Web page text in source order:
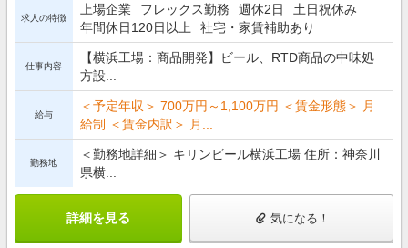
求人の特徴
上場企業 フレックス勤務 週休2日
土日祝休み
年間休日120日以上
社宅・家賃補助あり
仕事内容
【横浜工場：商品開発】ビール、RTD商品の中味処
方設...
給与
＜予定年収＞ 700万円～1,100万円 ＜賃金形態＞ 月
給制 ＜賃金内訳＞ 月...
勤務地
＜勤務地詳細＞ キリンビール横浜工場 住所：神奈川
県横...
詳細を見る 気になる！